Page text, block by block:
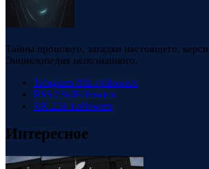
Тайны прошлого, загадки настоящего,
Энциклопедия непознанного.
Telegram 88k Followers
RSS 23k Followers
VK 23k Followers
Интересное